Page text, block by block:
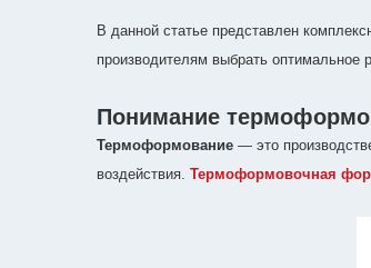
В данной статье представлен
производителям выбрать оптимальное
Понимание
Термоформование — это
воздействия. Термоформовочная